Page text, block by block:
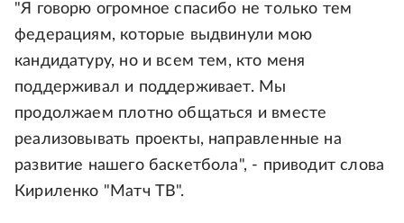
"Я говорю огромное спасибо не только тем
федерациям, которые выдвинули мою
кандидатуру, но и всем тем, кто меня
поддерживал и поддерживает. Мы
продолжаем плотно общаться и вместе
реализовывать проекты, направленные на
развитие нашего баскетбола", - приводит слова
Кириленко "Матч ТВ".